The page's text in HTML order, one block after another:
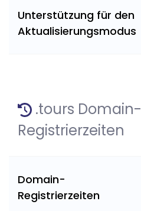
Unterstützung für den
Aktualisierungsmodus
.tours Domain-
Registrierzeiten
Domain-
Registrierzeiten